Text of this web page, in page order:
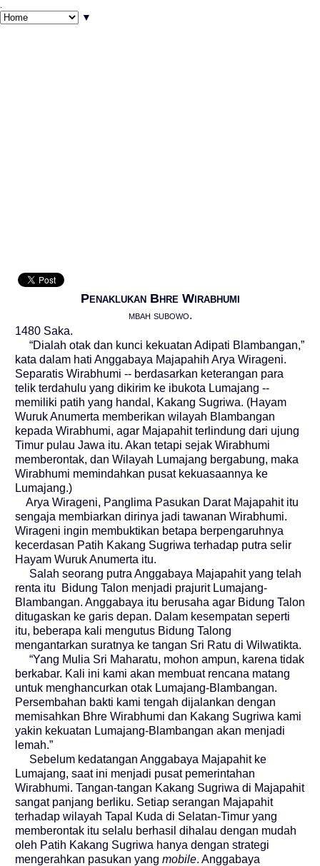
.
▼
Penaklukan Bhre Wirabhumi
mbah subowo.
1480 Saka.
“Dialah otak dan kunci kekuatan Adipati Blambangan,”
kata dalam hati Anggabaya Majapahih Arya Wirageni.
Separatis Wirabhumi -- berdasarkan keterangan para
telik terdahulu yang dikirim ke ibukota Lumajang --
memiliki patih yang handal, Kakang Sugriwa. (Hayam
Wuruk Anumerta memberikan wilayah Blambangan
kepada Wirabhumi, agar Majapahit terlindung dari ujung
Timur pulau Jawa itu. Akan tetapi sejak Wirabhumi
memberontak, dan Wilayah Lumajang bergabung, maka
Wirabhumi memindahkan pusat kekuasaannya ke
Lumajang.)
Arya Wirageni, Panglima Pasukan Darat Majapahit itu
sengaja membiarkan dirinya jadi tawanan Wirabhumi.
Wirageni ingin membuktikan betapa berpengaruhnya
kecerdasan Patih Kakang Sugriwa terhadap putra selir
Hayam Wuruk Anumerta itu.
Salah seorang putra Anggabaya Majapahit yang telah
renta itu Bidung Talon menjadi prajurit Lumajang-
Blambangan. Anggabaya itu berusaha agar Bidung Talon
ditugaskan ke garis depan. Dalam kesempatan seperti
itu, beberapa kali mengutus Bidung Talong
mengantarkan suratnya ke tangan Sri Ratu di Wilwatikta.
“Yang Mulia Sri Maharatu, mohon ampun, karena tidak
berkabar. Kali ini kami akan membuat rencana matang
untuk menghancurkan otak Lumajang-Blambangan.
Persembahan bakti kami tengah dijalankan dengan
memisahkan Bhre Wirabhumi dan Kakang Sugriwa kami
yakin kekuatan Lumajang-Blambangan akan menjadi
lemah.”
Sebelum kedatangan Anggabaya Majapahit ke
Lumajang, saat ini menjadi pusat pemerintahan
Wirabhumi. Tangan-tangan Kakang Sugriwa di Majapahit
sangat panjang berliku. Setiap serangan Majapahit
terhadap wilayah Tapal Kuda di Selatan-Timur yang
memberontak itu selalu berhasil dihalau dengan mudah
oleh Patih Kakang Sugriwa hanya dengan strategi
mengerahkan pasukan yang mobile. Anggabaya